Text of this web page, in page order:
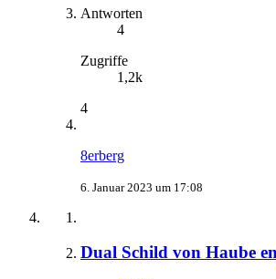
Antworten
4
Zugriffe
1,2k
4
8erberg
6. Januar 2023 um 17:08
Dual Schild von Haube